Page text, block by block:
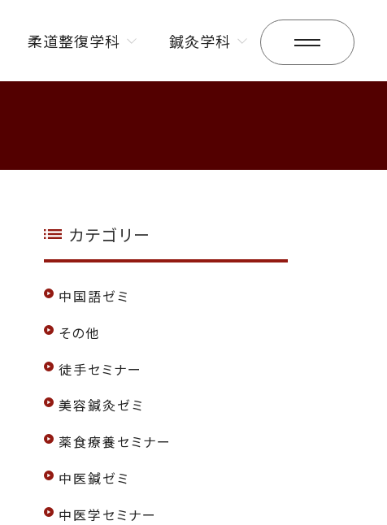
柔道整復学科 鍼灸学科
カテゴリー
中国語ゼミ
その他
徒手セミナー
美容鍼灸ゼミ
薬食療養セミナー
中医鍼ゼミ
中医学セミナー